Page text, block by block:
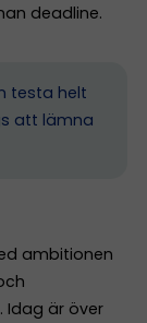
deadline.
testa helt
att lämna
ambitionen
Idag är över